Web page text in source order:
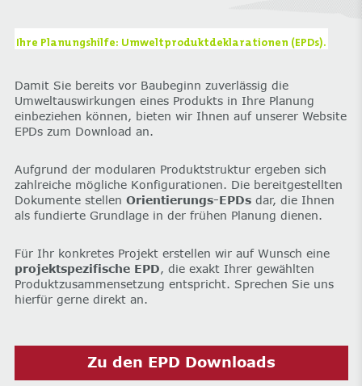
Ihre Planungshilfe: Umweltproduktdeklarationen (EPDs).
Damit Sie bereits vor Baubeginn zuverlässig die
Umweltauswirkungen eines Produkts in Ihre Planung
einbeziehen können, bieten wir Ihnen auf unserer Website
EPDs zum Download an.
Aufgrund der modularen Produktstruktur ergeben sich
zahlreiche mögliche Konfigurationen. Die bereitgestellten
Dokumente stellen Orientierungs-EPDsdar, die Ihnen
als fundierte Grundlage in der frühen Planung dienen.
Für Ihr konkretes Projekt erstellen wir auf Wunsch eine
projektspezifische EPD, die exakt Ihrer gewählten
Produktzusammensetzung entspricht. Sprechen Sie uns
hierfür gerne direkt an.
Zu den EPD Downloads